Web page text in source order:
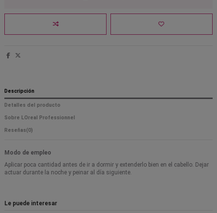
Descripción
Detalles del producto
Sobre LOreal Professionnel
Reseñas(0)
Modo de empleo
Aplicar poca cantidad antes de ir a dormir y extenderlo bien en el cabello. Dejar
actuar durante la noche y peinar al día siguiente.
Le puede interesar